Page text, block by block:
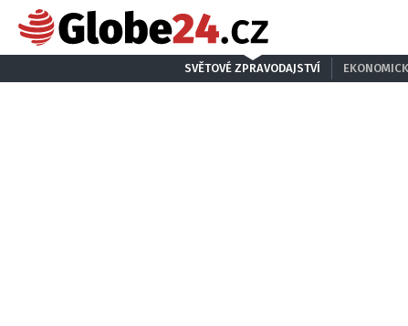
SVĚTOVÉ ZPRAVODAJSTVÍ